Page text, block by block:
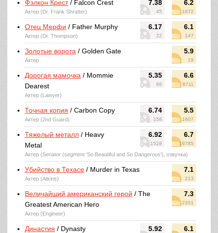
7.38
45
6.2
1672
Фэлкон Крест/ Falcon Crest
Актер (Dr. Frank Shratter)
6.17
22
6.1
147
Отец Мерфи / Father Murphy
Актер (Dr. Thompson)
5.9
19
Золотые ворота / Golden Gate
Актер
5.35
86
6.6
8711
Дорогая мамочка / Mommie
Dearest
Актер (Lawyer)
6.74
158
5.5
1607
Точная копия / Carbon Copy
Актер (2nd Guard)
6.92
1528
6.7
19785
Тяжелый металл / Heavy
Metal
Актер (Senator (segment 'So Beautiful and So Dangerous'), озвучка)
7.1
213
Убийство в Техасе / Murder in Texas
Актер (Atkins)
7.3
2351
Величайший американский герой / The
Greatest American Hero
Актер (Engineer)
5.92 6.1
Династия / Dynasty